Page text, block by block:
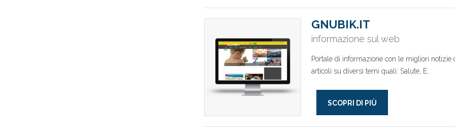
GNUBIK.IT
informazione sul web
Portale di informazione con le migliori
articoli su diversi temi quali: Salute, E..
SCOPRI DI PIÙ